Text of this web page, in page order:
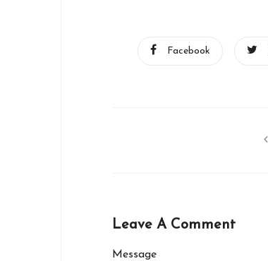
Facebook
Leave A Comment
Message